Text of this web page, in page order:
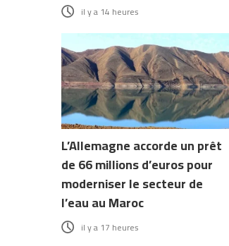
il y a 14 heures
L’Allemagne accorde un prêt
de 66 millions d’euros pour
moderniser le secteur de
l’eau au Maroc
il y a 17 heures